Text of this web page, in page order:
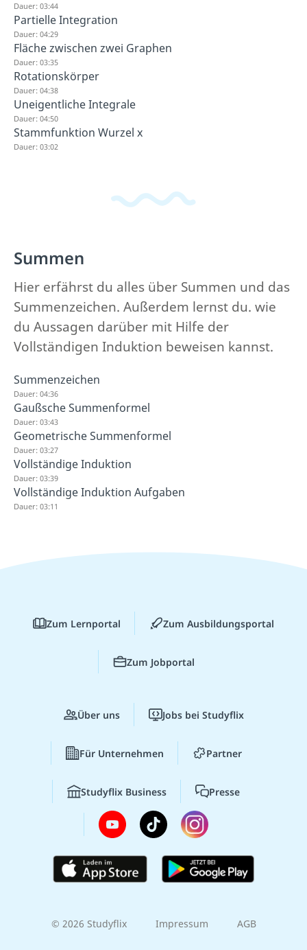
Dauer: 03:44
Partielle Integration
Dauer: 04:29
Fläche zwischen zwei Graphen
Dauer: 03:35
Rotationskörper
Dauer: 04:38
Uneigentliche Integrale
Dauer: 04:50
Stammfunktion Wurzel x
Dauer: 03:02
Summen
Hier erfährst du alles über Summen und das
Summenzeichen. Außerdem lernst du. wie
du Aussagen darüber mit Hilfe der
Vollständigen Induktion beweisen kannst.
Summenzeichen
Dauer: 04:36
Gaußsche Summenformel
Dauer: 03:43
Geometrische Summenformel
Dauer: 03:27
Vollständige Induktion
Dauer: 03:39
Vollständige Induktion Aufgaben
Dauer: 03:11
Zum Lernportal Zum Ausbildungsportal
Zum Jobportal
Über uns Jobs bei Studyflix
Für Unternehmen Partner
Studyflix Business Presse
© 2026 Studyflix Impressum AGB